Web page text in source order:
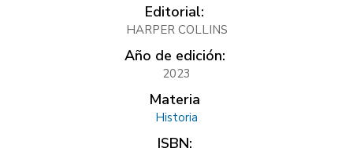
Editorial:
HARPER COLLINS
Año de edición:
2023
Materia
Historia
ISBN: